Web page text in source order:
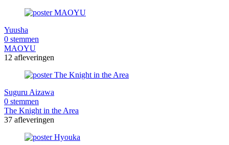
Yuusha
0 stemmen
MAOYU
12 afleveringen
Suguru Aizawa
0 stemmen
The Knight in the Area
37 afleveringen